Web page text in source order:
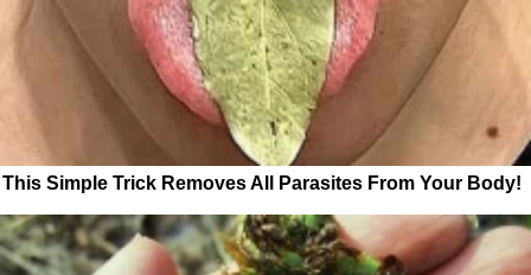
This Simple Trick Removes All Parasites From Your Body!